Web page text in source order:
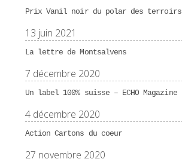
Prix Vanil noir du polar des terroirs
13 juin 2021
La lettre de Montsalvens
7 décembre 2020
Un label 100% suisse – ECHO Magazine
4 décembre 2020
Action Cartons du coeur
27 novembre 2020